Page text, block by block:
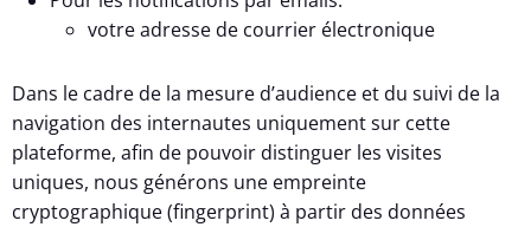
votre adresse de courrier électronique
Dans le cadre de la mesure d’audience et du suivi de la
navigation des internautes uniquement sur cette
plateforme, afin de pouvoir distinguer les visites
uniques, nous générons une empreinte
cryptographique (fingerprint) à partir des données